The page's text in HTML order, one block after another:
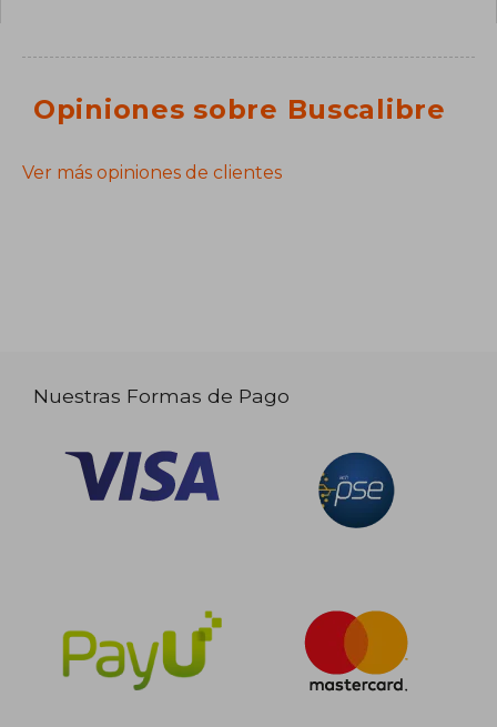
Opiniones sobre Buscalibre
Ver más opiniones de clientes
Nuestras Formas de Pago